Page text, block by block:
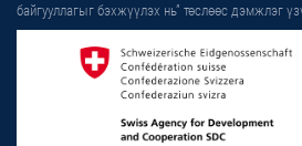
байгууллагыг бэхжүүлэх нь” төслөөс дэмжлэг